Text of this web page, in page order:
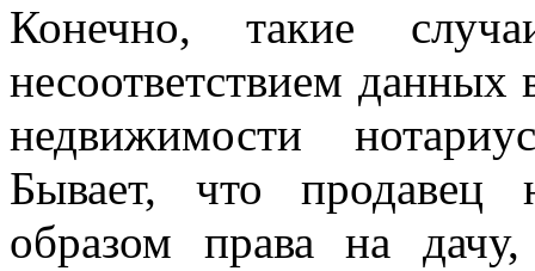
Конечно, такие
несоответствием
недвижимости
Бывает, что продавец
образом права на